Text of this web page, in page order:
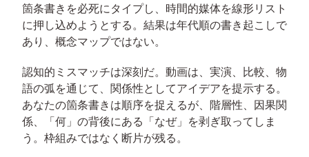
箇条書きを必死にタイプし、時間的媒体を線形リスト
に押し込めようとする。結果は年代順の書き起こしで
あり、概念マップではない。
認知的ミスマッチは深刻だ。動画は、実演、比較、物
語の弧を通じて、関係性としてアイデアを提示する。
あなたの箇条書きは順序を捉えるが、階層性、因果関
係、「何」の背後にある「なぜ」を剥ぎ取ってしま
う。枠組みではなく断片が残る。